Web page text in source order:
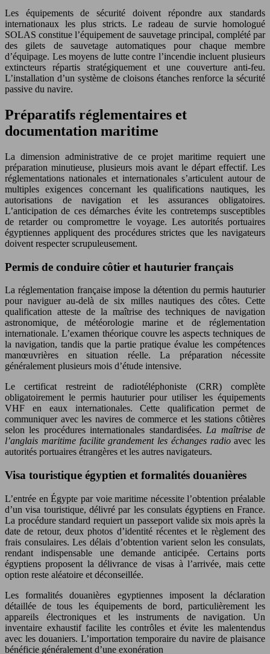
Les équipements de sécurité doivent répondre aux standards
internationaux les plus stricts. Le radeau de survie homologué
SOLAS constitue l’équipement de sauvetage principal, complété par
des gilets de sauvetage automatiques pour chaque membre
d’équipage. Les moyens de lutte contre l’incendie incluent plusieurs
extincteurs répartis stratégiquement et une couverture anti-feu.
L’installation d’un système de cloisons étanches renforce la sécurité
passive du navire.
Préparatifs réglementaires et
documentation maritime
La dimension administrative de ce projet maritime requiert une
préparation minutieuse, plusieurs mois avant le départ effectif. Les
réglementations nationales et internationales s’articulent autour de
multiples exigences concernant les qualifications nautiques, les
autorisations de navigation et les assurances obligatoires.
L’anticipation de ces démarches évite les contretemps susceptibles
de retarder ou compromettre le voyage. Les autorités portuaires
égyptiennes appliquent des procédures strictes que les navigateurs
doivent respecter scrupuleusement.
Permis de conduire côtier et hauturier français
La réglementation française impose la détention du permis hauturier
pour naviguer au-delà de six milles nautiques des côtes. Cette
qualification atteste de la maîtrise des techniques de navigation
astronomique, de météorologie marine et de réglementation
internationale. L’examen théorique couvre les aspects techniques de
la navigation, tandis que la partie pratique évalue les compétences
manœuvrières en situation réelle. La préparation nécessite
généralement plusieurs mois d’étude intensive.
Le certificat restreint de radiotéléphoniste (CRR) complète
obligatoirement le permis hauturier pour utiliser les équipements
VHF en eaux internationales. Cette qualification permet de
communiquer avec les navires de commerce et les stations côtières
selon les procédures internationales standardisées. La maîtrise de
l’anglais maritime facilite grandement les échanges radioavec les
autorités portuaires étrangères et les autres navigateurs.
Visa touristique égyptien et formalités douanières
L’entrée en Égypte par voie maritime nécessite l’obtention préalable
d’un visa touristique, délivré par les consulats égyptiens en France.
La procédure standard requiert un passeport valide six mois après la
date de retour, deux photos d’identité récentes et le règlement des
frais consulaires. Les délais d’obtention varient selon les consulats,
rendant indispensable une demande anticipée. Certains ports
égyptiens proposent la délivrance de visas à l’arrivée, mais cette
option reste aléatoire et déconseillée.
Les formalités douanières egyptiennes imposent la déclaration
détaillée de tous les équipements de bord, particulièrement les
appareils électroniques et les instruments de navigation. Un
inventaire exhaustif facilite les contrôles et évite les malentendus
avec les douaniers. L’importation temporaire du navire de plaisance
bénéficie généralement d’une exonération